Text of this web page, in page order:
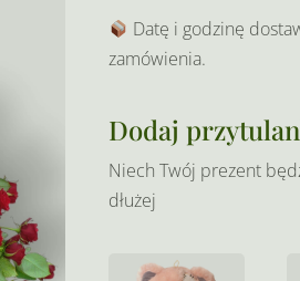
Datę i godzinę
zamówienia.
Dodaj
Niech Twój prezent
dłużej